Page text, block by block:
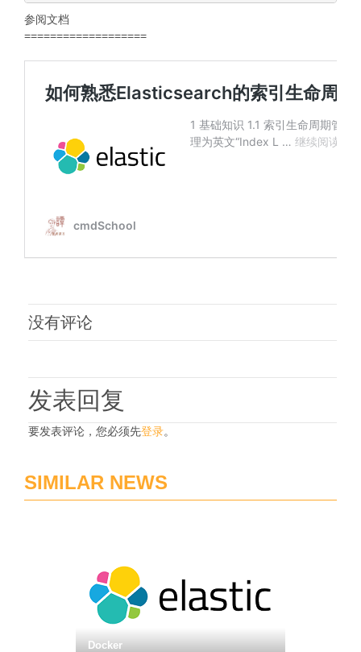
参阅文档
===================
没有评论
发表回复
要发表评论，您必须先登录。
SIMILAR NEWS
Docker